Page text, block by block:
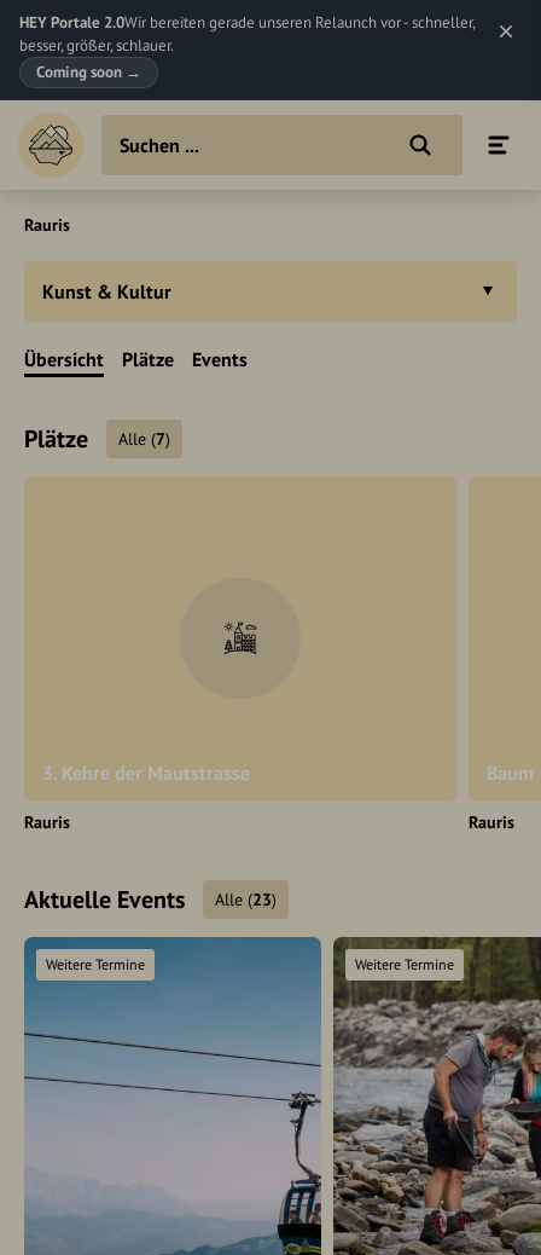
HEY Portale 2.0Wir bereiten gerade unseren Relaunch vor - schneller,
besser, größer, schlauer.
Coming soon →
Rauris
Kunst & Kultur
Übersicht Plätze Events
Plätze Alle (7)
3. Kehre der Mautstrasse
Rauris
Baum
Rauris
Aktuelle Events Alle (23)
Weitere Termine Weitere Termine